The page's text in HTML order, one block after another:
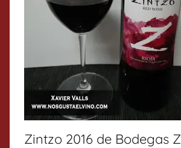
Zintzo 2016 de Bodegas